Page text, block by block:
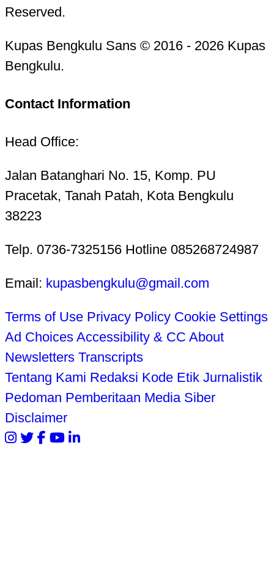
Reserved.
Kupas Bengkulu Sans © 2016 - 2026 Kupas
Bengkulu.
Contact Information
Head Office:
Jalan Batanghari No. 15, Komp. PU
Pracetak, Tanah Patah, Kota Bengkulu
38223
Telp. 0736-7325156 Hotline 085268724987
Email: kupasbengkulu@gmail.com
Terms of Use Privacy Policy Cookie Settings
Ad Choices Accessibility & CC About
Newsletters Transcripts
Tentang Kami Redaksi Kode Etik Jurnalistik
Pedoman Pemberitaan Media Siber
Disclaimer